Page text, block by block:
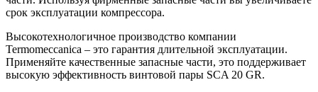
срок эксплуатации компрессора.
Высокотехнологичное производство компании
Termomeccanica – это гарантия длительной эксплуатации.
Применяйте качественные запасные части, это поддерживает
высокую эффективность винтовой пары SCA 20 GR.